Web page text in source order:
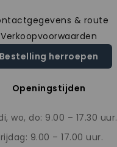
& route
Verkoopvoorwaarden
Bestelling herroepen
Openingstijden
wo, do: 9.00 – 17.30 uur.
9.00 – 17.00 uur.